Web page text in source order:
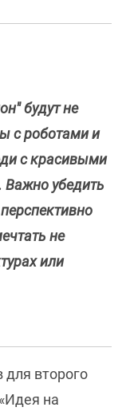
будут не
с роботами и
с красивыми
убедить
не
или
для второго
на